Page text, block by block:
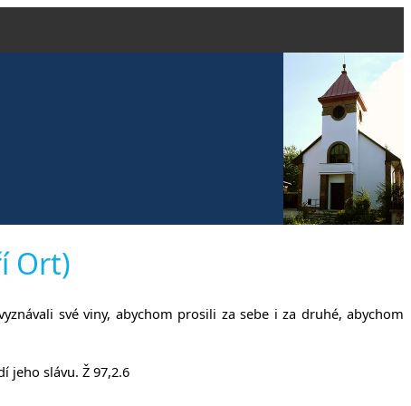
Ort)
své viny, abychom prosili za sebe i za druhé, abychom
jeho slávu. Ž 97,2.6